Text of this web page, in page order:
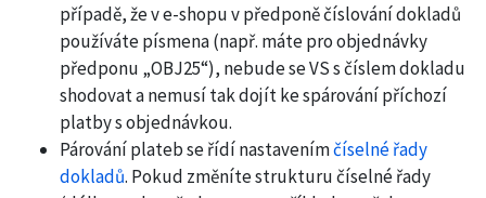
případě, že v e-shopu v předponě číslování dokladů
používáte písmena (např. máte pro objednávky
předponu „OBJ25“), nebude se VS s číslem dokladu
shodovat a nemusí tak dojít ke spárování příchozí
platby s objednávkou.
Párování plateb se řídí nastavenímčíselné řady
dokladů. Pokud změníte strukturu číselné řady